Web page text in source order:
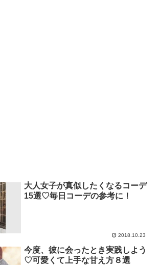
大人女子が真似したくなるコーデ
15選♡毎日コーデの参考に！
2018.10.23
今度、彼に会ったとき実践しよう
♡可愛くて上手な甘え方８選